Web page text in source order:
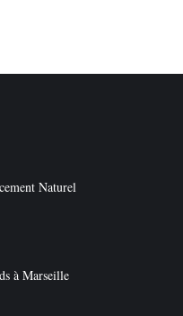
Naturel
à Marseille